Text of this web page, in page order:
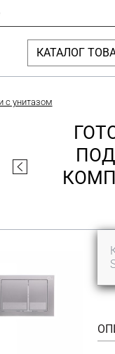
КАТАЛОГ
с унитазом